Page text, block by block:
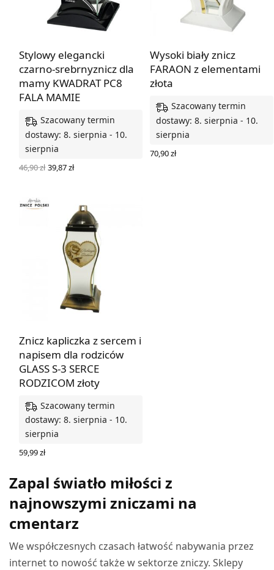
Stylowy elegancki
czarno-srebrnyznicz dla
mamy KWADRAT PC8
FALA MAMIE
Szacowany termin
dostawy: 8. sierpnia - 10.
sierpnia
46,90zł Pierwotna
cena
39,87złAktualna
Wysoki biały znicz
FARAON z elementami
złota
Szacowany termin
dostawy: 8. sierpnia - 10.
sierpnia
70,90zł
Znicz kapliczka z sercem i
napisem dla rodziców
GLASS S-3 SERCE
RODZICOM złoty
Szacowany termin
dostawy: 8. sierpnia - 10.
sierpnia
59,99zł
Zapal światło miłości z
najnowszymi zniczami na
cmentarz
We współczesnych czasach łatwość nabywania przez
internet to nowość także w sektorze zniczy. Sklepy